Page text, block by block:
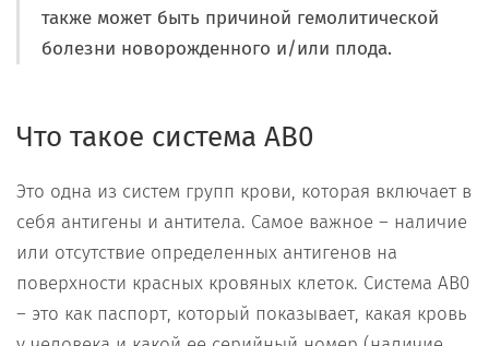
также может быть причиной гемолитической
болезни новорожденного и/или плода.
Что такое система АВ0
Это одна из систем групп крови, которая включает в
себя антигены и антитела. Самое важное – наличие
или отсутствие определенных антигенов на
поверхности красных кровяных клеток. Система АВ0
– это как паспорт, который показывает, какая кровь